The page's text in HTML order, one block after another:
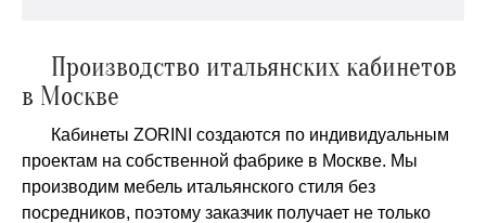
Производство итальянских кабинетов
в Москве
Кабинеты ZORINI создаются по индивидуальным
проектам на собственной фабрике в Москве. Мы
производим мебель итальянского стиля без
посредников, поэтому заказчик получает не только